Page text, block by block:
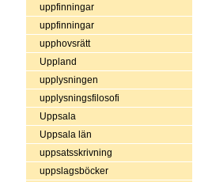
uppfinningar
uppfinningar
upphovsrätt
Uppland
upplysningen
upplysningsfilosofi
Uppsala
Uppsala län
uppsatsskrivning
uppslagsböcker